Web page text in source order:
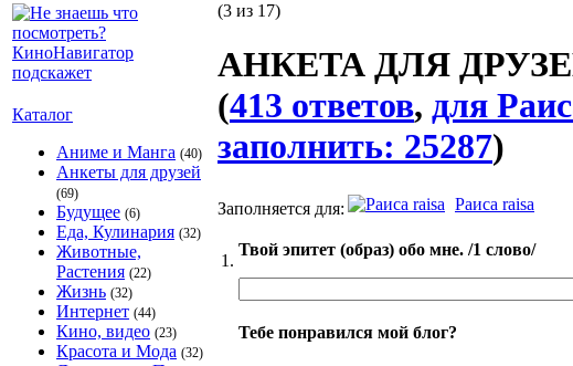
Каталог
Аниме и Манга (40)
Анкеты для друзей
(69)
Будущее (6)
Еда, Кулинария (32)
Животные,
Растения (22)
Жизнь (32)
Интернет (44)
Кино, видео (23)
Красота и Мода (32)
(3 из 17)
АНКЕТА ДЛЯ
(413 ответов, для
заполнить: 25287)
Заполняется для: Раиса raisa
1.
Твой эпитет (образ) обо мне. /1 слово/
Тебе понравился мой блог?